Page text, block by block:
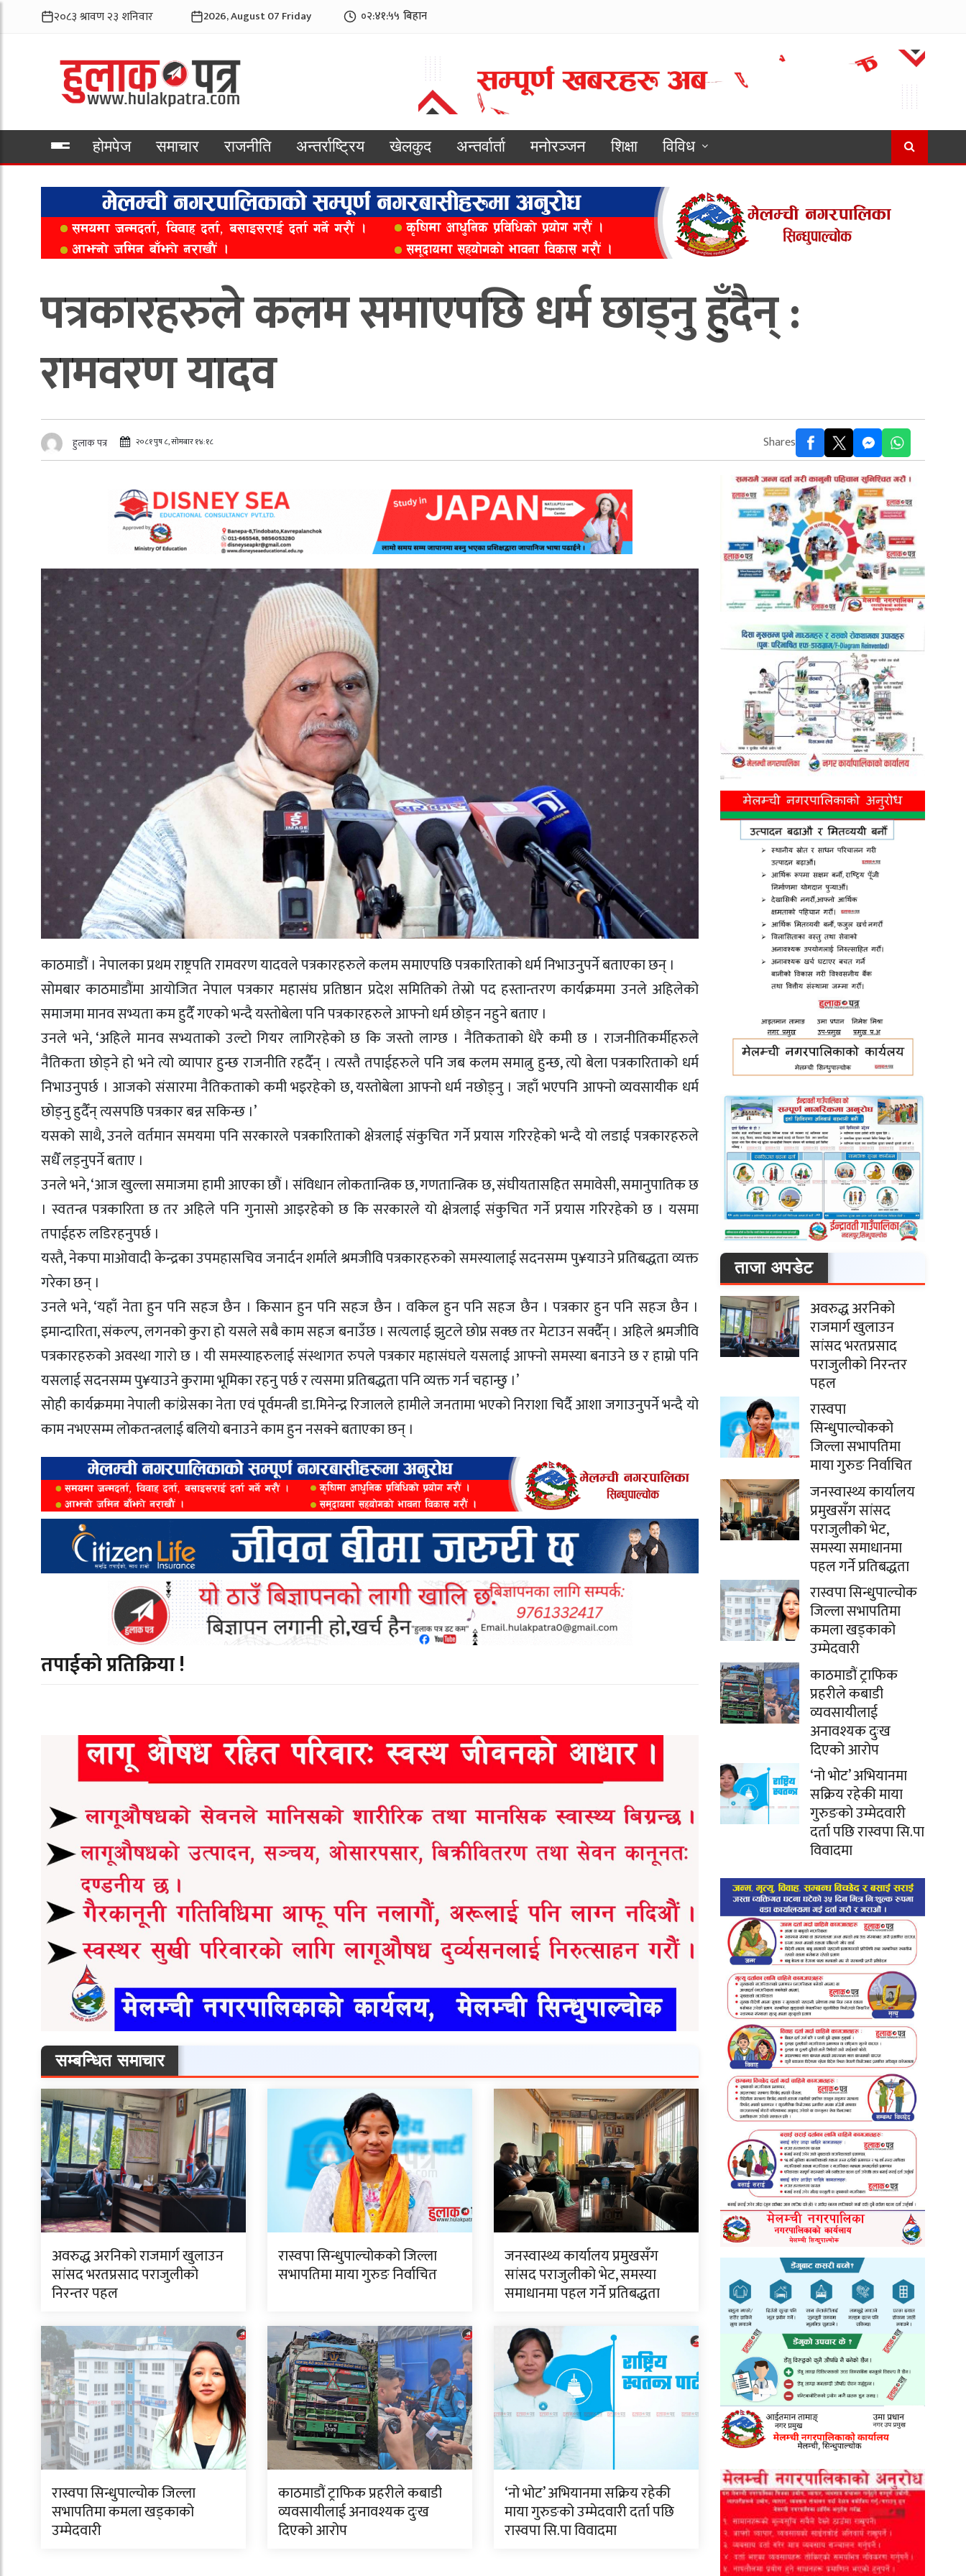
2026, August 07 Friday ०२:४१:५७ बिहान
होमपेज समाचार राजनीति अन्तर्राष्ट्रिय खेलकुद अन्तर्वार्ता मनोरञ्जन शिक्षा
विविध
पत्रकारहरुले कलम समाएपछि धर्म छाड्नु हुँदैन् :
रामवरण यादव
हुलाक पत्र २०८१ पुष ८, सोमबार १४:१८ Shares
काठमाडौं । नेपालका प्रथम राष्ट्रपति रामवरण यादवले पत्रकारहरुले कलम समाएपछि पत्रकारिताको धर्म निभाउनुपर्ने बताएका छन् ।
सोमबार काठमाडौंमा आयोजित नेपाल पत्रकार महासंघ प्रतिष्ठान प्रदेश समितिको तेस्रो पद हस्तान्तरण कार्यक्रममा उनले अहिलेको
समाजमा मानव सभ्यता कम हुदैँ गएको भन्दै यस्तोबेला पनि पत्रकारहरुले आफ्नो धर्म छोड्न नहुने बताए ।
उनले भने, ‘अहिले मानव सभ्यताको उल्टो गियर लागिरहेको छ कि जस्तो लाग्छ । नैतिकताको धेरै कमी छ । राजनीतिकर्मीहरुले
नैतिकता छोड्ने हो भने त्यो व्यापार हुन्छ राजनीति रहदैँन् । त्यस्तै तपाईहरुले पनि जब कलम समात्नु हुन्छ, त्यो बेला पत्रकारिताको धर्म
निभाउनुपर्छ । आजको संसारमा नैतिकताको कमी भइरहेको छ, यस्तोबेला आफ्नो धर्म नछोड्नु । जहाँ भएपनि आफ्नो व्यवसायीक धर्म
छोड्नु हुदैँन् त्यसपछि पत्रकार बन्न सकिन्छ ।’
यसको साथै, उनले वर्तमान समयमा पनि सरकारले पत्रकारिताको क्षेत्रलाई संकुचित गर्ने प्रयास गरिरहेको भन्दै यो लडाई पत्रकारहरुले
सधैँ लड्नुपर्ने बताए ।
उनले भने, ‘आज खुल्ला समाजमा हामी आएका छौं । संविधान लोकतान्त्रिक छ, गणतान्त्रिक छ, संघीयतासहित समावेसी, समानुपातिक छ
। स्वतन्त्र पत्रकारिता छ तर अहिले पनि गुनासो आइरहेको छ कि सरकारले यो क्षेत्रलाई संकुचित गर्ने प्रयास गरिरहेको छ । यसमा
तपाईहरु लडिरहनुपर्छ ।
यस्तै, नेकपा माओवादी केन्द्रका उपमहासचिव जनार्दन शर्माले श्रमजीवि पत्रकारहरुको समस्यालाई सदनसम्म पु¥याउने प्रतिबद्धता व्यक्त
गरेका छन् ।
उनले भने, ‘यहाँ नेता हुन पनि सहज छैन । किसान हुन पनि सहज छैन । वकिल हुन पनि सहज छैन । पत्रकार हुन पनि सहज छैन ।
इमान्दारिता, संकल्प, लगनको कुरा हो यसले सबै काम सहज बनाउँछ । सत्यलाई झुटले छोप्न सक्छ तर मेटाउन सक्दैँन् । अहिले श्रमजीवि
पत्रकारहरुको अवस्था गारो छ । यी समस्याहरुलाई संस्थागत रुपले पत्रकार महासंघले यसलाई आफ्नो समस्या बनाउने छ र हाम्रो पनि
यसलाई सदनसम्म पु¥याउने कुरामा भूमिका रहनु पर्छ र त्यसमा प्रतिबद्धता पनि व्यक्त गर्न चहान्छु ।’
सोही कार्यक्रममा नेपाली कांग्रेसका नेता एवं पूर्वमन्त्री डा.मिनेन्द्र रिजालले हामीले जनतामा भएको निराशा चिर्दै आशा जगाउनुपर्ने भन्दै यो
काम नभएसम्म लोकतन्त्रलाई बलियो बनाउने काम हुन नसक्ने बताएका छन् ।
तपाईको प्रतिक्रिया !
सम्बन्धित समाचार
अवरुद्ध अरनिको राजमार्ग खुलाउन
सांसद भरतप्रसाद पराजुलीको
निरन्तर पहल
रास्वपा सिन्धुपाल्चोकको जिल्ला
सभापतिमा माया गुरुङ निर्वाचित
जनस्वास्थ्य कार्यालय प्रमुखसँग
सांसद पराजुलीको भेट, समस्या
समाधानमा पहल गर्ने प्रतिबद्धता
रास्वपा सिन्धुपाल्चोक जिल्ला
सभापतिमा कमला खड्काको
उम्मेदवारी
काठमाडौं ट्राफिक प्रहरीले कबाडी
व्यवसायीलाई अनावश्यक दुःख
दिएको आरोप
‘नो भोट’ अभियानमा सक्रिय रहेकी
माया गुरुङको उम्मेदवारी दर्ता पछि
रास्वपा सि.पा विवादमा
ताजा अपडेट
अवरुद्ध अरनिको
राजमार्ग खुलाउन
सांसद भरतप्रसाद
पराजुलीको निरन्तर
पहल
रास्वपा
सिन्धुपाल्चोकको
जिल्ला सभापतिमा
माया गुरुङ निर्वाचित
जनस्वास्थ्य कार्यालय
प्रमुखसँग सांसद
पराजुलीको भेट,
समस्या समाधानमा
पहल गर्ने प्रतिबद्धता
रास्वपा सिन्धुपाल्चोक
जिल्ला सभापतिमा
कमला खड्काको
उम्मेदवारी
काठमाडौं ट्राफिक
प्रहरीले कबाडी
व्यवसायीलाई
अनावश्यक दुःख
दिएको आरोप
‘नो भोट’ अभियानमा
सक्रिय रहेकी माया
गुरुङको उम्मेदवारी
दर्ता पछि रास्वपा सि.पा
विवादमा